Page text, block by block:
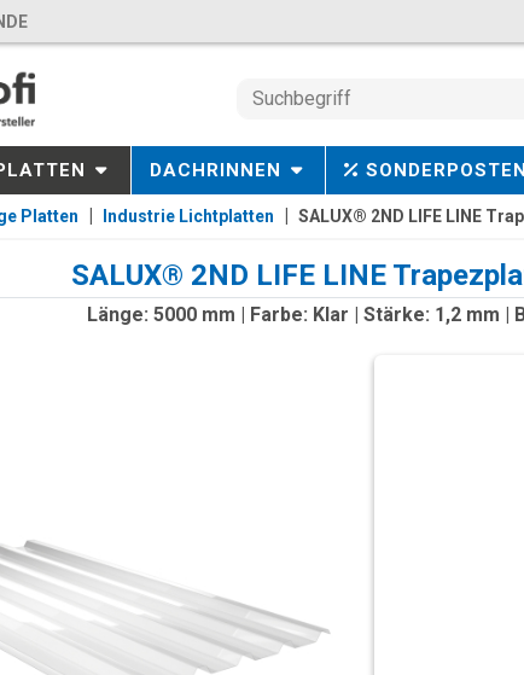
DACHRINNEN SONDERPOSTEN
Platten Industrie Lichtplatten SALUX® 2ND LIFE LINE
SALUX® 2ND LIFE LINE
Länge: 5000 mm | Farbe: Klar | Stärke: 1,2 mm |